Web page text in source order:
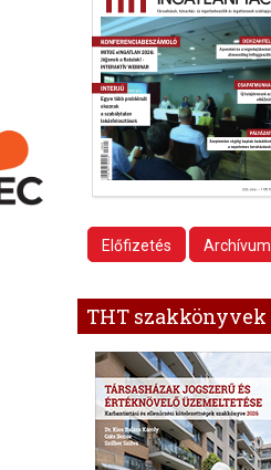
Előfizetés Archívum
THT szakkönyvek